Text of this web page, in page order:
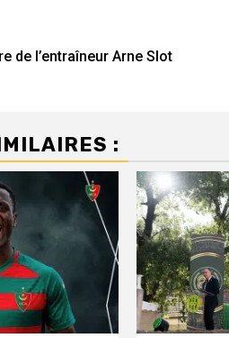
de l’entraîneur Arne Slot
: